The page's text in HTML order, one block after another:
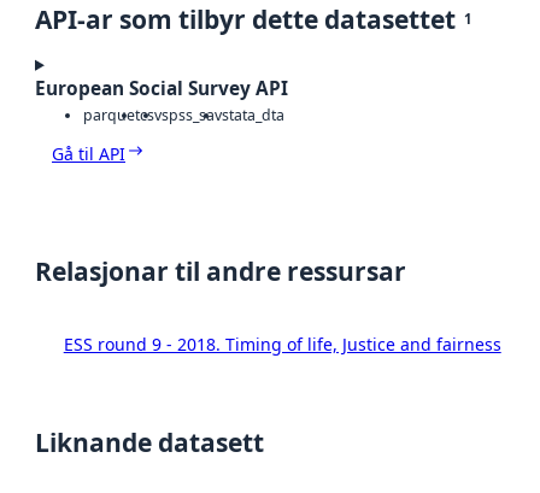
API-ar som tilbyr dette datasettet 1
European Social Survey API
parquetcsvspss_savstata_dta
Gå til API
Relasjonar til andre ressursar
ESS round 9 - 2018. Timing of life, Justice and fairness
Liknande datasett